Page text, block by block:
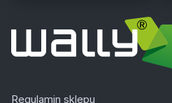
Regulamin sklepu